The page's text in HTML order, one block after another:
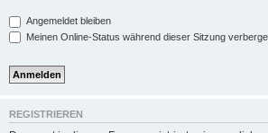
Angemeldet bleiben
Meinen Online-Status während dieser Sitzung
REGISTRIEREN